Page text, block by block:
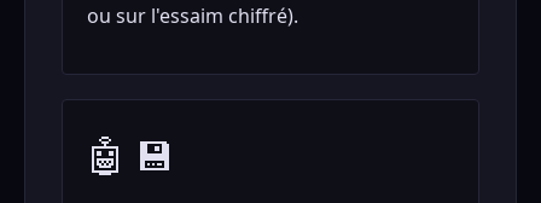
ou sur l'essaim chiffré).
🤖 💾